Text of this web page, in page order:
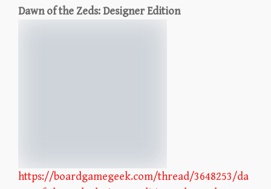
Dawn of the Zeds: Designer Edition
https://boardgamegeek.com/thread/3648253/da